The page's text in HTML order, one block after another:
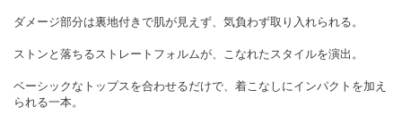
ダメージ部分は裏地付きで肌が見えず、気負わず取り入れられる。
ストンと落ちるストレートフォルムが、こなれたスタイルを演出。
ベーシックなトップスを合わせるだけで、着こなしにインパクトを加え
られる一本。